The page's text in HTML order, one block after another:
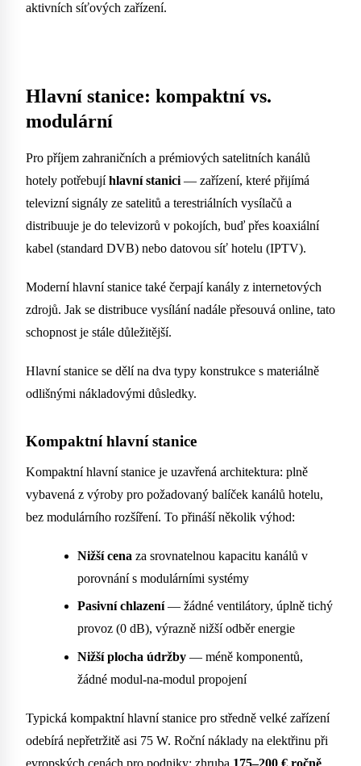
aktivních síťových zařízení.
Hlavní stanice: kompaktní vs.
modulární
Pro příjem zahraničních a prémiových satelitních kanálů
hotely potřebujíhlavní stanici — zařízení, které přijímá
televizní signály ze satelitů a terestriálních vysílačů a
distribuuje je do televizorů v pokojích, buď přes koaxiální
kabel (standard DVB) nebo datovou síť hotelu (IPTV).
Moderní hlavní stanice také čerpají kanály z internetových
zdrojů. Jak se distribuce vysílání nadále přesouvá online, tato
schopnost je stále důležitější.
Hlavní stanice se dělí na dva typy konstrukce s materiálně
odlišnými nákladovými důsledky.
Kompaktní hlavní stanice
Kompaktní hlavní stanice je uzavřená architektura: plně
vybavená z výroby pro požadovaný balíček kanálů hotelu,
bez modulárního rozšíření. To přináší několik výhod:
Nižší cena za srovnatelnou kapacitu kanálů v
porovnání s modulárními systémy
Pasivní chlazení— žádné ventilátory, úplně tichý
provoz (0 dB), výrazně nižší odběr energie
Nižší plocha údržby — méně komponentů,
žádné modul-na-modul propojení
Typická kompaktní hlavní stanice pro středně velké zařízení
odebírá nepřetržitě asi 75 W. Roční náklady na elektřinu při
evropských cenách pro podniky: zhruba 175–200 € ročně